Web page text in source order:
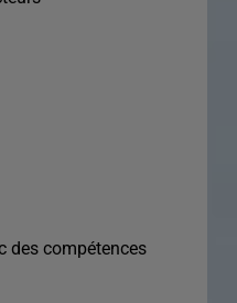
des compétences